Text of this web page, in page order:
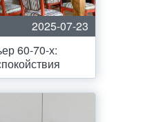
2025-07-23
60-70-х: